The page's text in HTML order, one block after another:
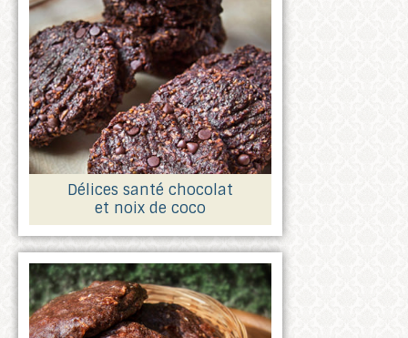
Délices santé chocolat
et noix de coco